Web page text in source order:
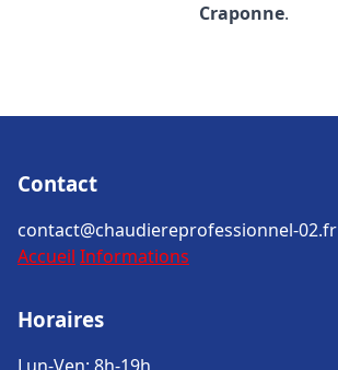
Craponne.
Contact
contact@chaudiereprofessionnel-02.fr
Accueil Informations
Horaires